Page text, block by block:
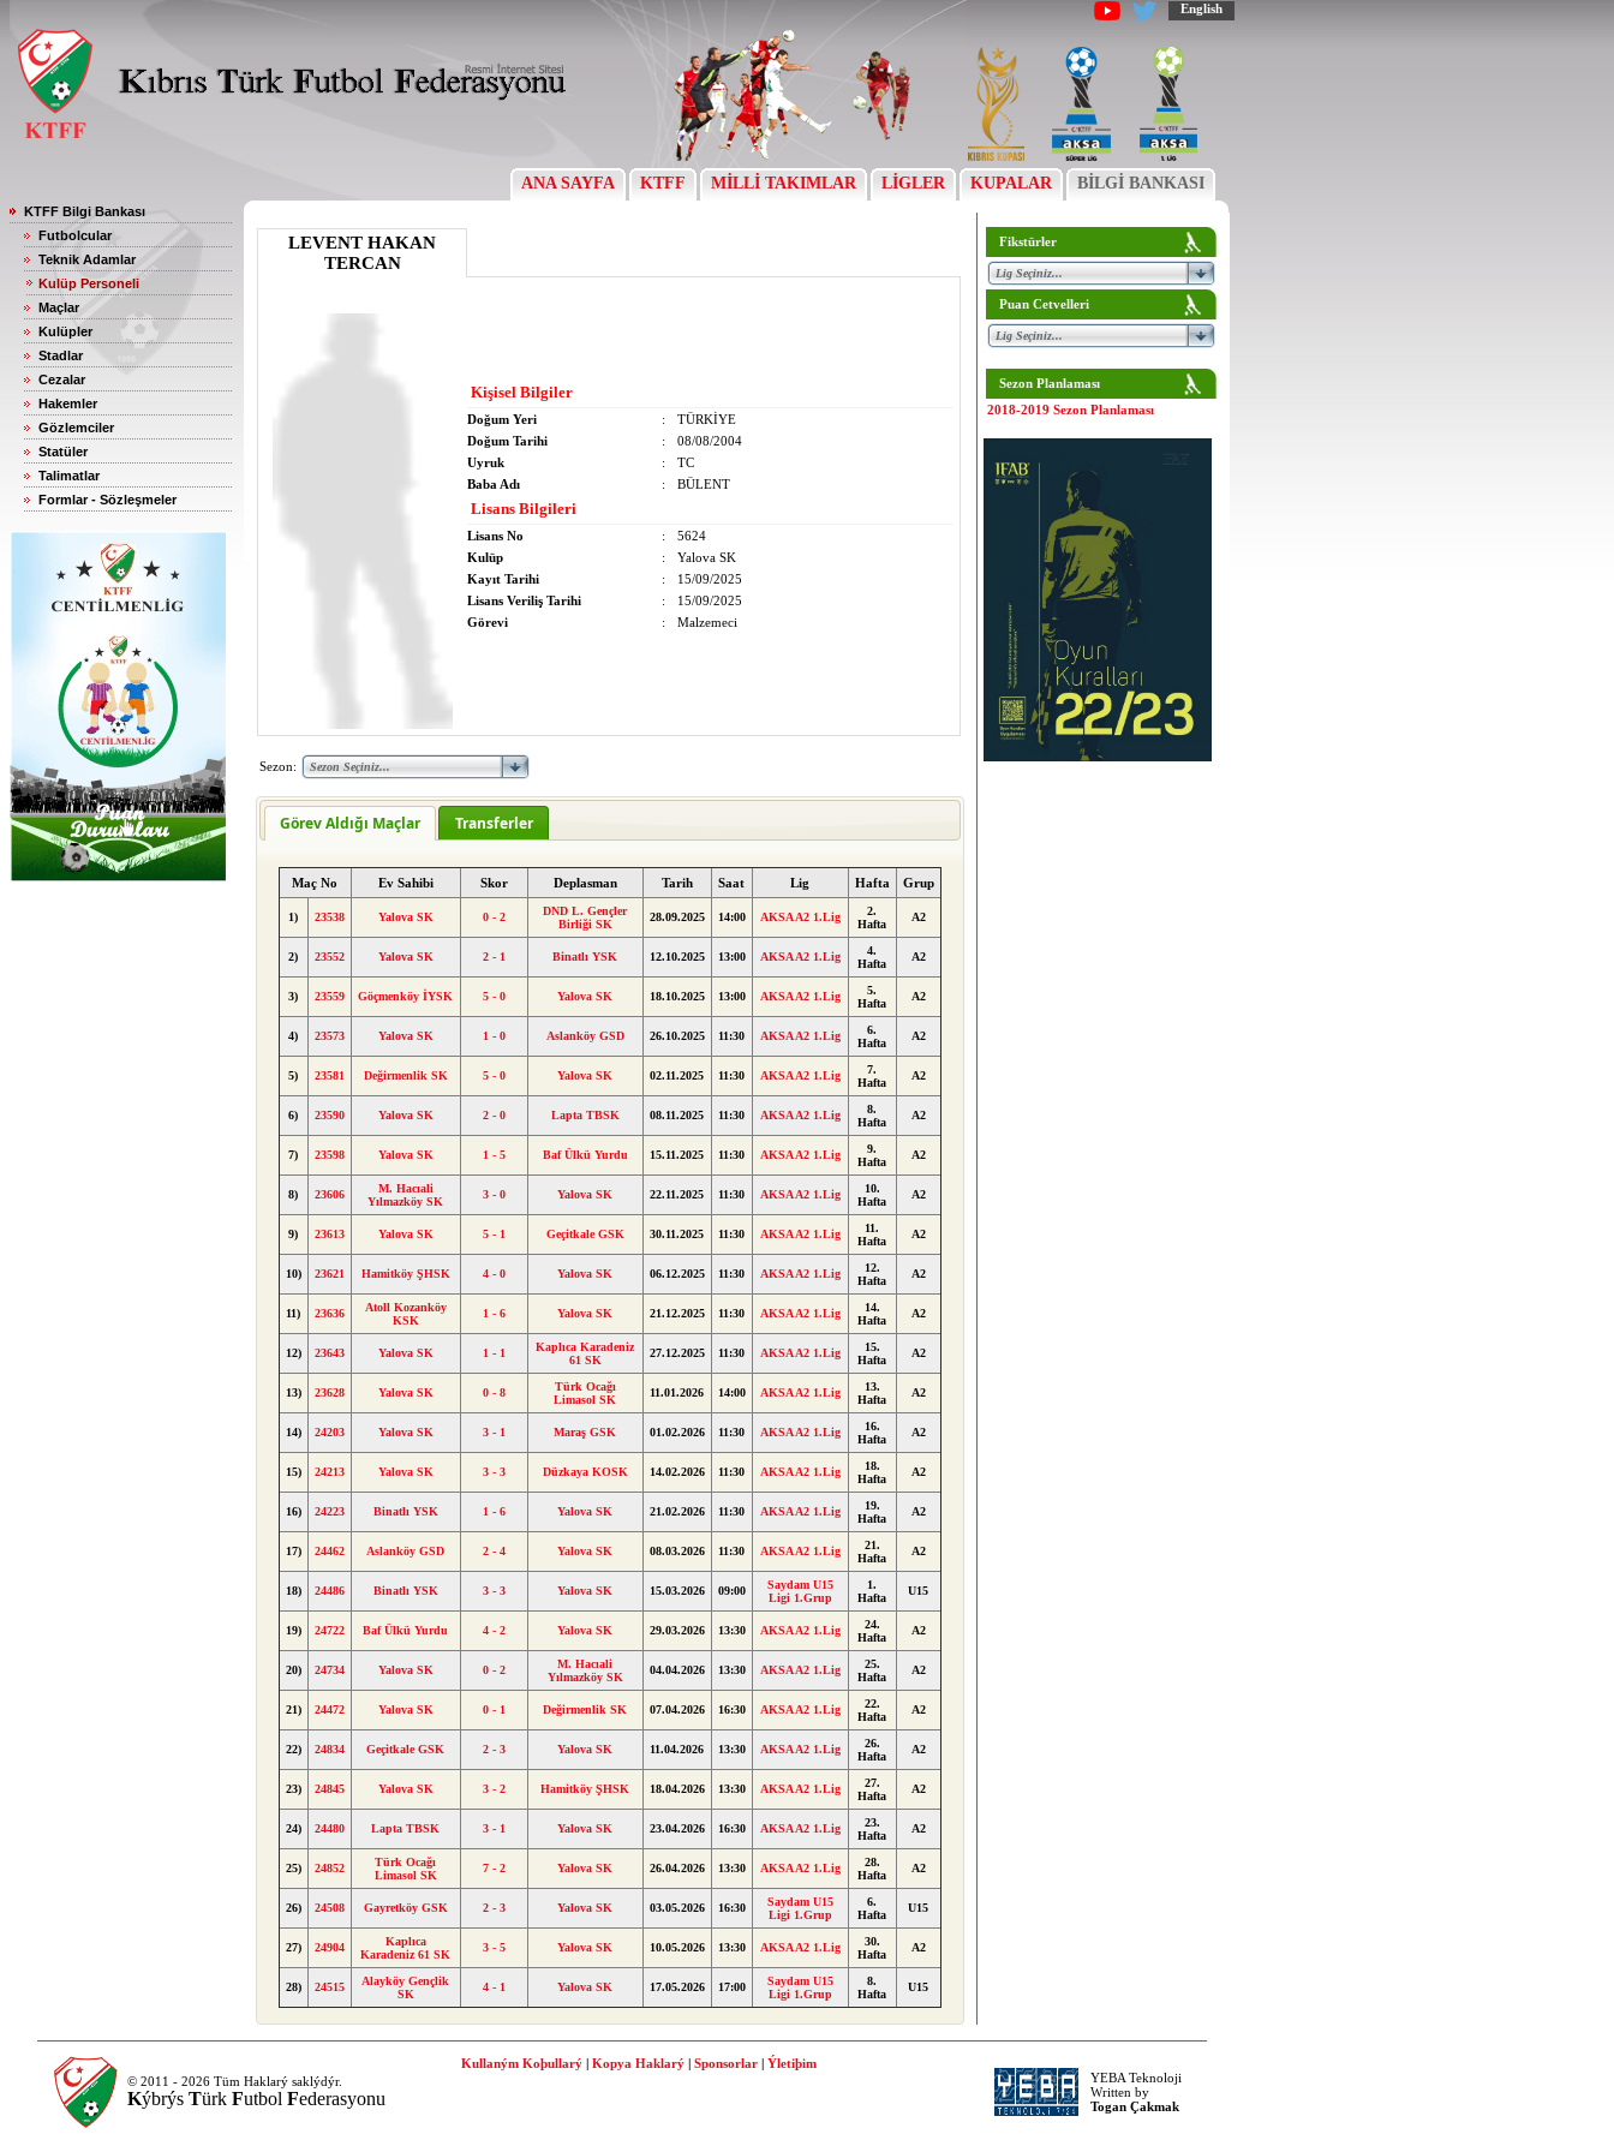
English
ANA SAYFA KTFF MİLLİ TAKIMLAR LİGLER KUPALAR BİLGİ BANKASI
KTFF Bilgi Bankası
Futbolcular
Teknik Adamlar
Kulüp Personeli
Maçlar
Kulüpler
Stadlar
Cezalar
Hakemler
Gözlemciler
Statüler
Talimatlar
Formlar - Sözleşmeler
LEVENT HAKAN
TERCAN
Kişisel Bilgiler
Doğum Yeri :
TÜRKİYE
Doğum Tarihi
:
08/08/2004
Uyruk
:
TC
Baba Adı
: BÜLENT
Lisans Bilgileri
Lisans No :
5624
Kulüp
:
Yalova SK
Kayıt Tarihi
:
15/09/2025
Lisans Veriliş Tarihi
:
15/09/2025
Görevi
: Malzemeci
Sezon:
Görev Aldığı Maçlar Transferler
Maç No Ev Sahibi Skor Deplasman Tarih Saat Lig Hafta Grup
1) 23538 Yalova SK 0 - 2
DND L. Gençler
Birliği SK
28.09.2025 14:00 AKSA A2 1.Lig
2.
Hafta
A2
2) 23552 Yalova SK 2 - 1 Binatlı YSK 12.10.2025 13:00 AKSA A2 1.Lig
4.
Hafta
A2
3) 23559 Göçmenköy İYSK 5 - 0 Yalova SK 18.10.2025 13:00 AKSA A2 1.Lig
5.
Hafta
A2
4) 23573 Yalova SK 1 - 0 Aslanköy GSD 26.10.2025 11:30 AKSA A2 1.Lig
6.
Hafta
A2
5) 23581 Değirmenlik SK 5 - 0 Yalova SK 02.11.2025 11:30 AKSA A2 1.Lig
7.
Hafta
A2
6) 23590 Yalova SK 2 - 0 Lapta TBSK 08.11.2025 11:30 AKSA A2 1.Lig
8.
Hafta
A2
7) 23598 Yalova SK 1 - 5 Baf Ülkü Yurdu 15.11.2025 11:30 AKSA A2 1.Lig
9.
Hafta
A2
8) 23606
M. Hacıali
Yılmazköy SK
3 - 0 Yalova SK 22.11.2025 11:30 AKSA A2 1.Lig
10.
Hafta
A2
9) 23613 Yalova SK 5 - 1 Geçitkale GSK 30.11.2025 11:30 AKSA A2 1.Lig
11.
Hafta
A2
10) 23621 Hamitköy ŞHSK 4 - 0 Yalova SK 06.12.2025 11:30 AKSA A2 1.Lig
12.
Hafta
A2
11) 23636
Atoll Kozanköy
KSK
1 - 6 Yalova SK 21.12.2025 11:30 AKSA A2 1.Lig
14.
Hafta
A2
12) 23643 Yalova SK 1 - 1
Kaplıca Karadeniz
61 SK
27.12.2025 11:30 AKSA A2 1.Lig
15.
Hafta
A2
13) 23628 Yalova SK 0 - 8
Türk Ocağı
Limasol SK
11.01.2026 14:00 AKSA A2 1.Lig
13.
Hafta
A2
14) 24203 Yalova SK 3 - 1 Maraş GSK 01.02.2026 11:30 AKSA A2 1.Lig
16.
Hafta
A2
15) 24213 Yalova SK 3 - 3 Düzkaya KOSK 14.02.2026 11:30 AKSA A2 1.Lig
18.
Hafta
A2
16) 24223 Binatlı YSK 1 - 6 Yalova SK 21.02.2026 11:30 AKSA A2 1.Lig
19.
Hafta
A2
17) 24462 Aslanköy GSD 2 - 4 Yalova SK 08.03.2026 11:30 AKSA A2 1.Lig
21.
Hafta
A2
18) 24486 Binatlı YSK 3 - 3 Yalova SK 15.03.2026 09:00
Saydam U15
Ligi 1.Grup
1.
Hafta
U15
19) 24722 Baf Ülkü Yurdu 4 - 2 Yalova SK 29.03.2026 13:30 AKSA A2 1.Lig
24.
Hafta
A2
20) 24734 Yalova SK 0 - 2
M. Hacıali
Yılmazköy SK
04.04.2026 13:30 AKSA A2 1.Lig
25.
Hafta
A2
21) 24472 Yalova SK 0 - 1 Değirmenlik SK 07.04.2026 16:30 AKSA A2 1.Lig
22.
Hafta
A2
22) 24834 Geçitkale GSK 2 - 3 Yalova SK 11.04.2026 13:30 AKSA A2 1.Lig
26.
Hafta
A2
23) 24845 Yalova SK 3 - 2 Hamitköy ŞHSK 18.04.2026 13:30 AKSA A2 1.Lig
27.
Hafta
A2
24) 24480 Lapta TBSK 3 - 1 Yalova SK 23.04.2026 16:30 AKSA A2 1.Lig
23.
Hafta
A2
25) 24852
Türk Ocağı
Limasol SK
7 - 2 Yalova SK 26.04.2026 13:30 AKSA A2 1.Lig
28.
Hafta
A2
26) 24508 Gayretköy GSK 2 - 3 Yalova SK 03.05.2026 16:30
Saydam U15
Ligi 1.Grup
6.
Hafta
U15
27) 24904
Kaplıca
Karadeniz 61 SK
3 - 5 Yalova SK 10.05.2026 13:30 AKSA A2 1.Lig
30.
Hafta
A2
28) 24515
Alayköy Gençlik
SK
4 - 1 Yalova SK 17.05.2026 17:00
Saydam U15
Ligi 1.Grup
8.
Hafta
U15
Fikstürler
Puan Cetvelleri
Sezon Planlaması
2018-2019 Sezon Planlaması
© 2011 - 2026 Tüm Haklarý saklýdýr.
Kýbrýs Türk Futbol Federasyonu
Kullaným Koþullarý Kopya Haklarý Sponsorlar
Ýletiþim
YEBA Teknoloji
Written by
Togan Çakmak